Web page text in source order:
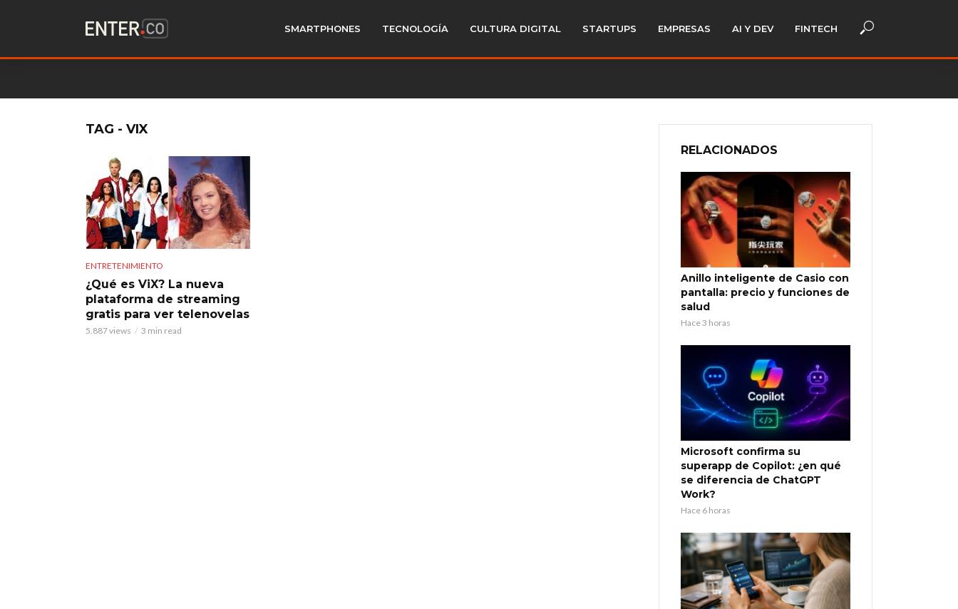
SMARTPHONES TECNOLOGÍA CULTURA DIGITAL STARTUPS EMPRESAS AI Y DEV FINTECH
TAG - VIX
ENTRETENIMIENTO
¿Qué es ViX? La nueva
plataforma de streaming
gratis para ver telenovelas
5.887 views 3 min read
RELACIONADOS
Anillo inteligente de Casio con
pantalla: precio y funciones de
salud
Hace 3 horas
Microsoft confirma su
superapp de Copilot: ¿en qué
se diferencia de ChatGPT
Work?
Hace 6 horas